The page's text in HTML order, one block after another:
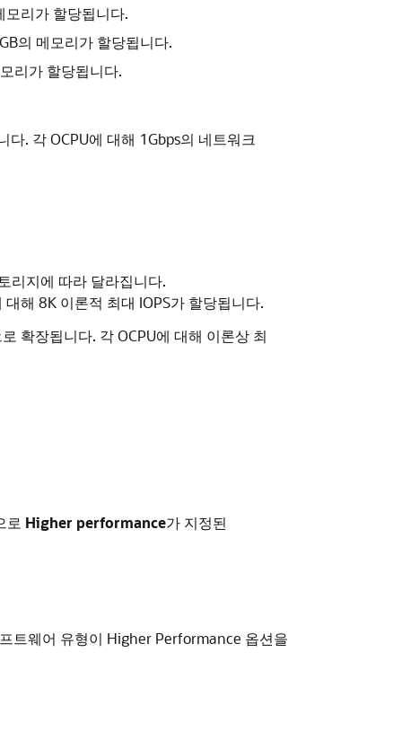
모리가 할당됩니다.
의 메모리가 할당됩니다.
리가 할당됩니다.
. 각 OCPU에 대해 1Gbps의 네트워크
리지에 따라 달라집니다.
해 8K 이론적 최대 IOPS가 할당됩니다.
확장됩니다. 각 OCPU에 대해 이론상 최
로 Higher performance가 지정된
트웨어 유형이 Higher Performance 옵션을